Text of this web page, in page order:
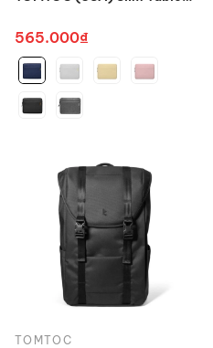
Pro 11/ M2/M1 12.9 inch
565.000₫
TOMTOC